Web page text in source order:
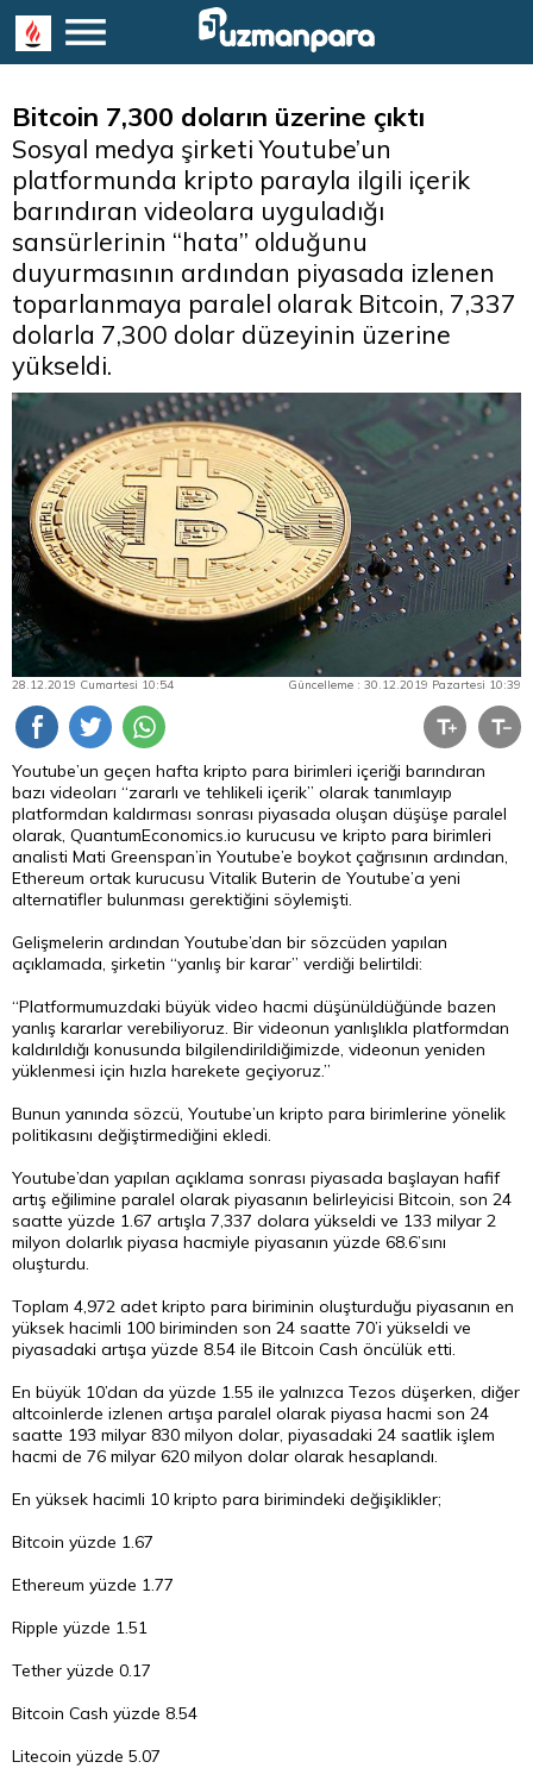
Bitcoin 7,300 doların üzerine çıktı
Sosyal medya şirketi Youtube’un
platformunda kripto parayla ilgili içerik
barındıran videolara uyguladığı
sansürlerinin “hata” olduğunu
duyurmasının ardından piyasada izlenen
toparlanmaya paralel olarak Bitcoin, 7,337
dolarla 7,300 dolar düzeyinin üzerine
yükseldi.
28.12.2019 Cumartesi 10:54 Güncelleme : 30.12.2019 Pazartesi 10:39
Youtube’un geçen hafta kripto para birimleri içeriği barındıran
bazı videoları “zararlı ve tehlikeli içerik” olarak tanımlayıp
platformdan kaldırması sonrası piyasada oluşan düşüşe paralel
olarak, QuantumEconomics.io kurucusu ve kripto para birimleri
analisti Mati Greenspan’in Youtube’e boykot çağrısının ardından,
Ethereum ortak kurucusu Vitalik Buterin de Youtube’a yeni
alternatifler bulunması gerektiğini söylemişti.
Gelişmelerin ardından Youtube’dan bir sözcüden yapılan
açıklamada, şirketin “yanlış bir karar” verdiği belirtildi:
“Platformumuzdaki büyük video hacmi düşünüldüğünde bazen
yanlış kararlar verebiliyoruz. Bir videonun yanlışlıkla platformdan
kaldırıldığı konusunda bilgilendirildiğimizde, videonun yeniden
yüklenmesi için hızla harekete geçiyoruz.”
Bunun yanında sözcü, Youtube’un kripto para birimlerine yönelik
politikasını değiştirmediğini ekledi.
Youtube’dan yapılan açıklama sonrası piyasada başlayan hafif
artış eğilimine paralel olarak piyasanın belirleyicisi Bitcoin, son 24
saatte yüzde 1.67 artışla 7,337 dolara yükseldi ve 133 milyar 2
milyon dolarlık piyasa hacmiyle piyasanın yüzde 68.6’sını
oluşturdu.
Toplam 4,972 adet kripto para biriminin oluşturduğu piyasanın en
yüksek hacimli 100 biriminden son 24 saatte 70’i yükseldi ve
piyasadaki artışa yüzde 8.54 ile Bitcoin Cash öncülük etti.
En büyük 10’dan da yüzde 1.55 ile yalnızca Tezos düşerken, diğer
altcoinlerde izlenen artışa paralel olarak piyasa hacmi son 24
saatte 193 milyar 830 milyon dolar, piyasadaki 24 saatlik işlem
hacmi de 76 milyar 620 milyon dolar olarak hesaplandı.
En yüksek hacimli 10 kripto para birimindeki değişiklikler;
Bitcoin yüzde 1.67
Ethereum yüzde 1.77
Ripple yüzde 1.51
Tether yüzde 0.17
Bitcoin Cash yüzde 8.54
Litecoin yüzde 5.07